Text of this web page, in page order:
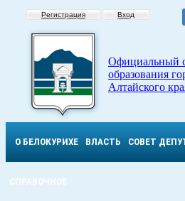
Регистрация Вход
Официальный
образования
Алтайского
О БЕЛОКУРИХЕ ВЛАСТЬ СОВЕТ
СПРАВОЧНОЕ